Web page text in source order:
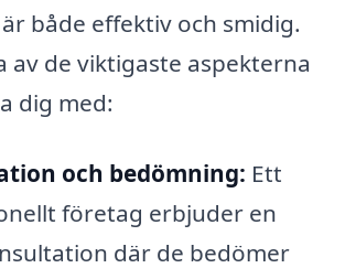
både effektiv och smidig.
av de viktigaste aspekterna
dig med:
och bedömning: Ett
företag erbjuder en
där de bedömer